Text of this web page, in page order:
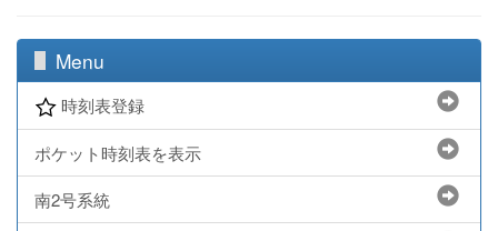
Menu
時刻表登録
ポケット時刻表を表示
南2号系統